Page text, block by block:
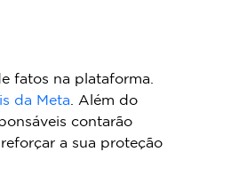
fatos na plataforma.
da Meta . Além do
contarão
a sua proteção